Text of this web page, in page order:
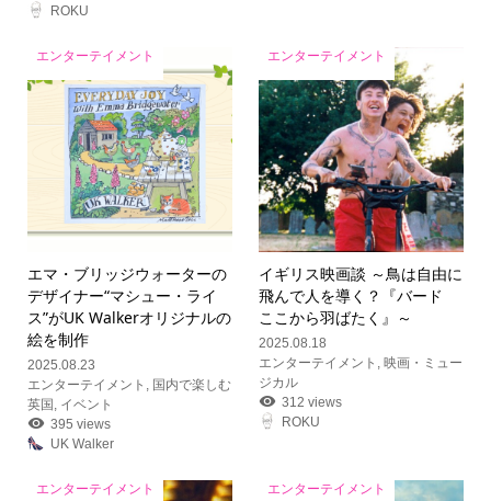
ROKU
エンターテイメント
エマ・ブリッジウォーターの
デザイナー“マシュー・ライ
ス”がUK Walkerオリジナルの
絵を制作
2025.08.23
エンターテイメント
国内で楽しむ
英国 イベント
395 views
UK Walker
エンターテイメント
イギリス映画談 ～鳥は自由に
飛んで人を導く？『バード
ここから羽ばたく』～
2025.08.18
エンターテイメント
,映画・ミュー
ジカル
312 views
ROKU
エンターテイメント エンターテイメント